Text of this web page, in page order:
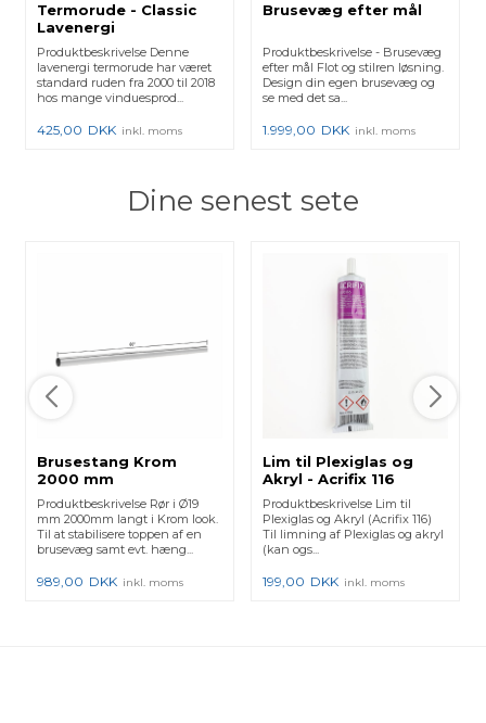
Termorude - Classic
Lavenergi
Produktbeskrivelse Denne
lavenergi termorude har været
standard ruden fra 2000 til 2018
hos mange vinduesprod...
425,00 DKK inkl. moms
Brusevæg efter mål
Produktbeskrivelse - Brusevæg
efter mål Flot og stilren løsning.
Design din egen brusevæg og
se med det sa...
1.999,00 DKK inkl. moms
Dine senest sete
Brusestang Krom
2000 mm
Produktbeskrivelse Rør i Ø19
mm 2000mm langt i Krom look.
Til at stabilisere toppen af en
brusevæg samt evt. hæng...
989,00 DKK inkl. moms
Lim til Plexiglas og
Akryl - Acrifix 116
Produktbeskrivelse Lim til
Plexiglas og Akryl (Acrifix 116)
Til limning af Plexiglas og akryl
(kan ogs...
199,00 DKK inkl. moms